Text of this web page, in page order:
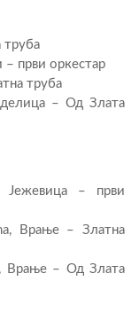
први оркестар
труба
– Од Злата
– први
Врање – Златна
Врање – Од Злата